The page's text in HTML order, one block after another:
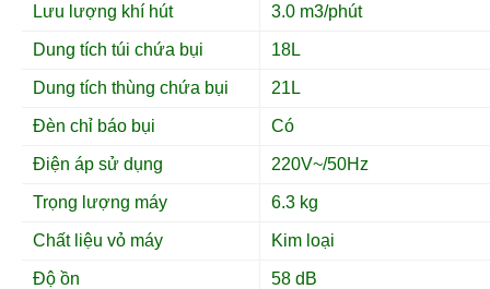
Lưu lượng khí hút 3.0 m3/phút
Dung tích túi chứa bụi 18L
Dung tích thùng chứa bụi 21L
Đèn chỉ báo bụi Có
Điện áp sử dụng 220V~/50Hz
Trọng lượng máy 6.3 kg
Chất liệu vỏ máy Kim loại
Độ ồn 58 dB